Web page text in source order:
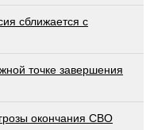
сближается с
точке завершения
окончания СВО